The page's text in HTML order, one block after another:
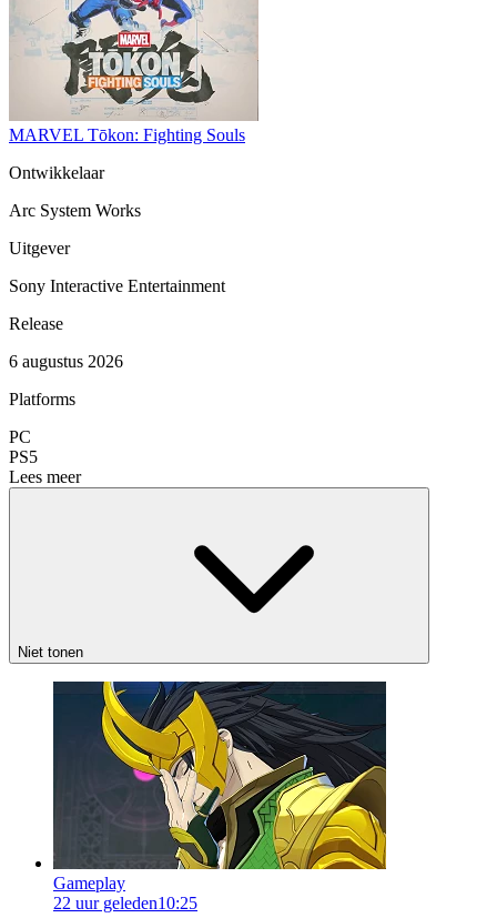
MARVEL Tōkon: Fighting Souls
Ontwikkelaar
Arc System Works
Uitgever
Sony Interactive Entertainment
Release
6 augustus 2026
Platforms
PC
PS5
Lees meer
Niet tonen
Gameplay
22 uur geleden10:25